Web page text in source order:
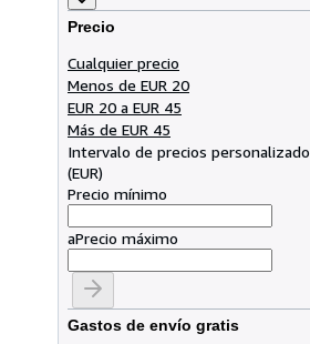
Precio
Cualquier precio
Menos de EUR 20
EUR 20 a EUR 45
Más de EUR 45
Intervalo de precios personalizado
(EUR)
Precio mínimo
aPrecio máximo
Gastos de envío gratis